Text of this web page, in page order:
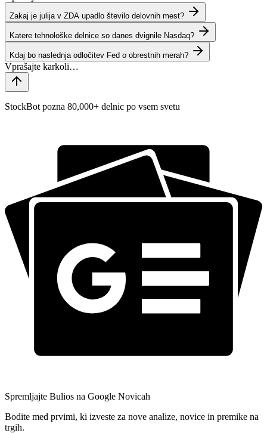
Zakaj je julija v ZDA upadlo število delovnih mest?
Katere tehnološke delnice so danes dvignile Nasdaq?
Kdaj bo naslednja odločitev Fed o obrestnih merah?
StockBot pozna 80,000+ delnic po vsem svetu
Spremljajte Bulios na Google Novicah
Bodite med prvimi, ki izveste za nove analize, novice in premike na
trgih.